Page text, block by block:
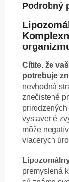
Podrobný
Cítite, že
potrebuje
nevhodná
znečistené
vystavené
môže
viacerých
premyslená